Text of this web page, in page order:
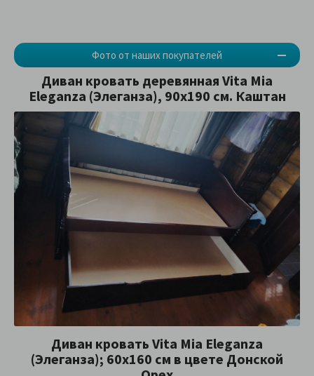
Фото от наших покупателей
Диван кровать деревянная Vita Mia
Eleganza (Элеганза), 90х190 см. Каштан
Диван кровать Vita Mia Eleganza
(Элеганза); 60x160 см в цвете Донской